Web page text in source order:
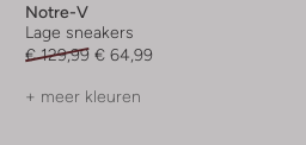
Notre-V
Lage sneakers
€ 129,99 € 64,99
+ meer kleuren